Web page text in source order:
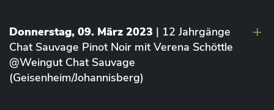
Donnerstag, 09. März 2023 | 12 Jahrgänge
Chat Sauvage Pinot Noir mit Verena Schöttle
@Weingut Chat Sauvage
(Geisenheim/Johannisberg)